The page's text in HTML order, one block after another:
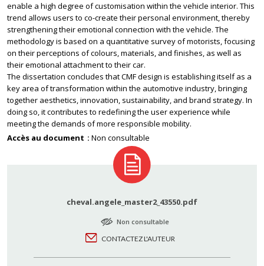
enable a high degree of customisation within the vehicle interior. This
trend allows users to co-create their personal environment, thereby
strengthening their emotional connection with the vehicle. The
methodology is based on a quantitative survey of motorists, focusing
on their perceptions of colours, materials, and finishes, as well as
their emotional attachment to their car.
The dissertation concludes that CMF design is establishing itself as a
key area of transformation within the automotive industry, bringing
together aesthetics, innovation, sustainability, and brand strategy. In
doing so, it contributes to redefining the user experience while
meeting the demands of more responsible mobility.
Accès au document
Non consultable
cheval.angele_master2_43550.pdf
Non consultable
CONTACTEZ L'AUTEUR